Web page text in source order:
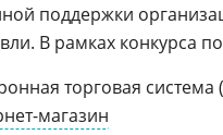
поддержки
В рамках конкурса
торговая система
магазин